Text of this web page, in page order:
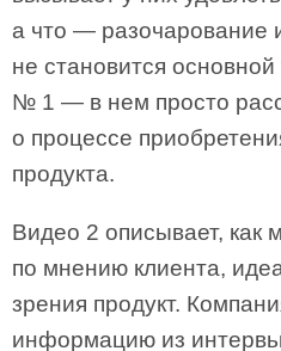
а что — разочарование
не становится
№ 1 — в нем просто
о процессе
продукта.
Видео 2 описывает, как
по мнению клиента,
зрения продукт.
информацию из